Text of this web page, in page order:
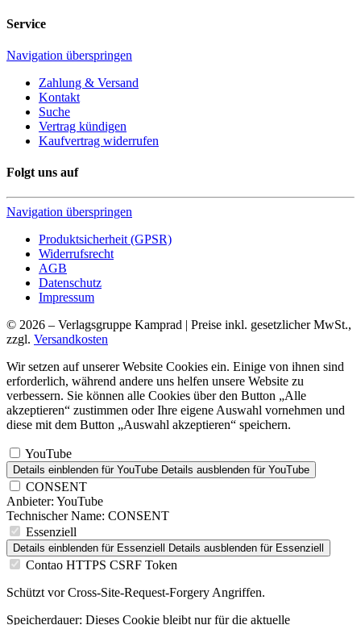
Service
Navigation überspringen
Zahlung & Versand
Kontakt
Suche
Vertrag kündigen
Kaufvertrag widerrufen
Folgt uns auf
Navigation überspringen
Produktsicherheit (GPSR)
Widerrufsrecht
AGB
Datenschutz
Impressum
© 2026 – Verlagsgruppe Kamprad | Preise inkl. gesetzlicher MwSt.,
zzgl. Versandkosten
Wir setzen auf unserer Website Cookies ein. Einige von ihnen sind
erforderlich, während andere uns helfen unsere Website zu
verbessern. Sie können alle Cookies über den Button „Alle
akzeptieren“ zustimmen oder Ihre eigene Auswahl vornehmen und
diese mit dem Button „Auswahl akzeptieren“ speichern.
YouTube
Details einblenden für YouTube Details ausblenden für YouTube
CONSENT
Anbieter: YouTube
Technischer Name: CONSENT
Essenziell
Details einblenden für Essenziell Details ausblenden für Essenziell
Contao HTTPS CSRF Token
Schützt vor Cross-Site-Request-Forgery Angriffen.
Speicherdauer: Dieses Cookie bleibt nur für die aktuelle